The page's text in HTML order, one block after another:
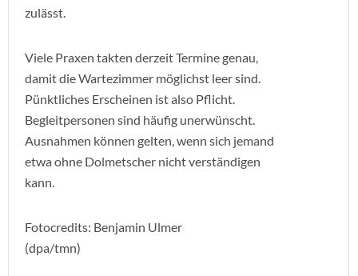
zulässt.
Viele Praxen takten derzeit Termine genau,
damit die Wartezimmer möglichst leer sind.
Pünktliches Erscheinen ist also Pflicht.
Begleitpersonen sind häufig unerwünscht.
Ausnahmen können gelten, wenn sich jemand
etwa ohne Dolmetscher nicht verständigen
kann.
Fotocredits: Benjamin Ulmer
(dpa/tmn)